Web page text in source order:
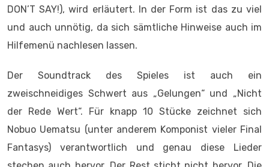
Nobuo Uematsu (unter anderem Komponist vieler Final
Fantasys) verantwortlich und genau diese Lieder
stechen auch hervor. Der Rest sticht nicht hervor. Die
auch die Möglichkeit, die japanische Tonspur zu hören.
Deutsche Bildschirmtexte gibt es keine.
Plattform: Nintendo Switch
Publisher: Ghostlight
Entwickler: Compile Heart